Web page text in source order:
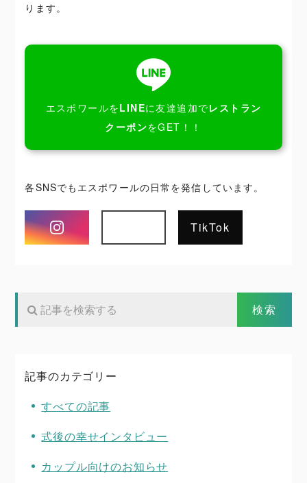
ります。
エスポワールをLINEに友達追加でレストラン
クーポンをGET！！
各SNSでもエスポワールの日常を発信しています。
Instagram
TikTok
記事のカテゴリー
すべての記事
式後の幸せインタビュー
カップル向けのお知らせ